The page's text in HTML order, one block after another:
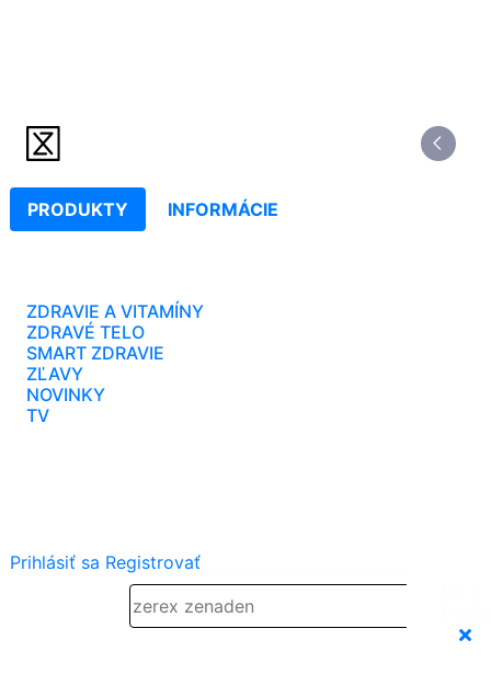
PRODUKTY INFORMÁCIE
ZDRAVIE A VITAMÍNY
ZDRAVÉ TELO
SMART ZDRAVIE
ZĽAVY
NOVINKY
TV
Prihlásiť sa Registrovať